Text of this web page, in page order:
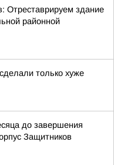
Отреставрируем здание
районной
только хуже
до завершения
Защитников